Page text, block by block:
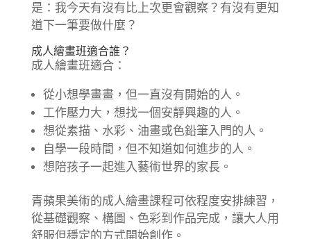
是：我今天有沒有比上次更會觀察？有沒有更知
道下一筆要做什麼？
成人繪畫班適合誰？
成人繪畫班適合：
從小想學畫畫，但一直沒有開始的人。
工作壓力大，想找一個安靜興趣的人。
想從素描、水彩、油畫或色鉛筆入門的人。
自學一段時間，但不知道如何進步的人。
想陪孩子一起進入藝術世界的家長。
青蘋果美術的成人繪畫課程可依程度安排練習，
從基礎觀察、構圖、色彩到作品完成，讓大人用
舒服但穩定的方式開始創作。